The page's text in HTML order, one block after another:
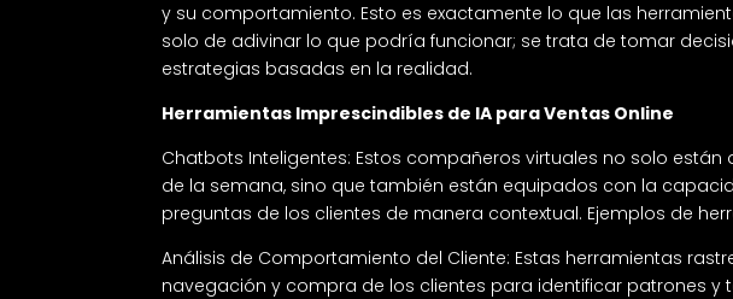
y su comportamiento. Esto es exactamente lo que las
solo de adivinar lo que podría funcionar; se trata de tomar
estrategias basadas en la realidad.
Herramientas Imprescindibles de IA para Ventas Online
Chatbots Inteligentes: Estos compañeros virtuales no solo
de la semana, sino que también están equipados con la
preguntas de los clientes de manera contextual. Ejemplos de
Análisis de Comportamiento del Cliente: Estas herramientas
navegación y compra de los clientes para identificar patrones y